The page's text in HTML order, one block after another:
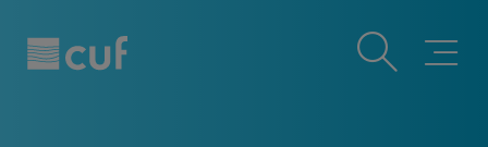
este
inclui
para
conteúdo
Prevenção e bem-estar
Grandes Áreas da Saúde